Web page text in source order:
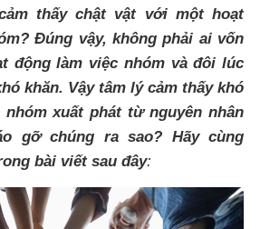
thấy chật vật với một hoạt
Đúng vậy, không phải ai vốn
động làm việc nhóm và đôi lúc
khăn. Vậy tâm lý cảm thấy khó
xuất phát từ nguyên nhân
gỡ chúng ra sao? Hãy cùng
bài viết sau đây: